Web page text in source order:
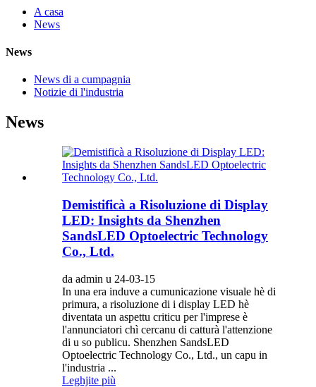
A casa
News
News
News di a cumpagnia
Notizie di l'industria
News
Demistificà a Risoluzione di Display
LED: Insights da Shenzhen
SandsLED Optoelectric Technology
Co., Ltd.
da admin u 24-03-15
In una era induve a cumunicazione visuale hè di
primura, a risoluzione di i display LED hè
diventata un aspettu criticu per l'imprese è
l'annunciatori chì cercanu di catturà l'attenzione
di u so publicu. Shenzhen SandsLED
Optoelectric Technology Co., Ltd., un capu in
l'industria ...
Leghjite più